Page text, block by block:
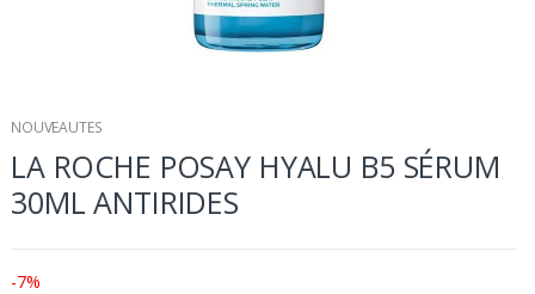
NOUVEAUTES
LA ROCHE POSAY HYALU B5 SÉRUM
30ML ANTIRIDES
-7%